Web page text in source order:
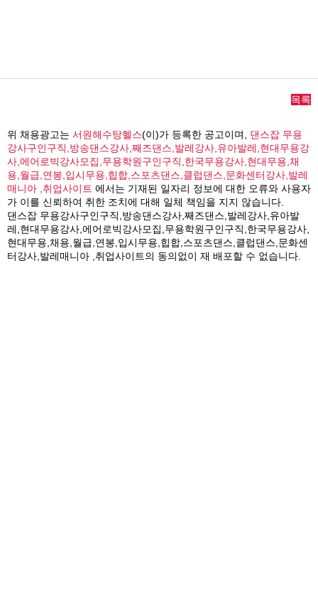
목록
위 채용광고는 서원해수탕헬스(이)가 등록한 공고이며, 댄스잡 무용
강사구인구직,방송댄스강사,째즈댄스,발레강사,유아발레,현대무용강
사,에어로빅강사모집,무용학원구인구직,한국무용강사,현대무용,채
용,월급,연봉,입시무용,힙합,스포츠댄스,클럽댄스,문화센터강사,발레
매니아 ,취업사이트 에서는 기재된 일자리 정보에 대한 오류와 사용자
가 이를 신뢰하여 취한 조치에 대해 일체 책임을 지지 않습니다.
댄스잡 무용강사구인구직,방송댄스강사,째즈댄스,발레강사,유아발
레,현대무용강사,에어로빅강사모집,무용학원구인구직,한국무용강사,
현대무용,채용,월급,연봉,입시무용,힙합,스포츠댄스,클럽댄스,문화센
터강사,발레매니아 ,취업사이트의 동의없이 재 배포할 수 없습니다.